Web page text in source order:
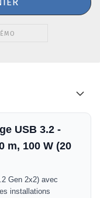
USB 3.2 -
m, 100 W (20
Gen 2x2) avec
installations